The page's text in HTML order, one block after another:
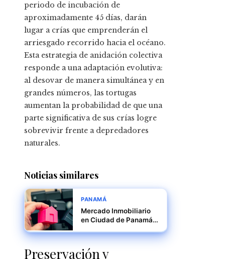
periodo de incubación de
aproximadamente 45 días, darán
lugar a crías que emprenderán el
arriesgado recorrido hacia el océano.
Esta estrategia de anidación colectiva
responde a una adaptación evolutiva:
al desovar de manera simultánea y en
grandes números, las tortugas
aumentan la probabilidad de que una
parte significativa de sus crías logre
sobrevivir frente a depredadores
naturales.
Noticias similares
PANAMÁ
Mercado Inmobiliario
en Ciudad de Panamá:
Preservación y